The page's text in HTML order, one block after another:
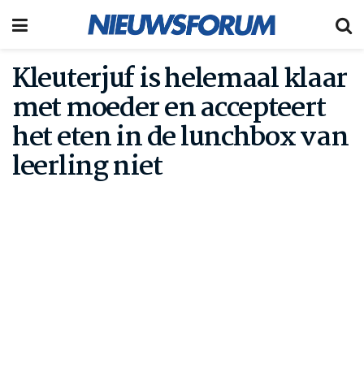
Kleuterjuf is helemaal klaar
met moeder en accepteert
het eten in de lunchbox van
leerling niet